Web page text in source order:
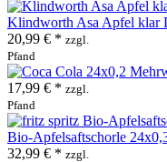
Klindworth Asa Apfel klar
20,99 € * zzgl.
Pfand
17,99 € * zzgl.
Pfand
Bio-Apfelsaftschorle
32,99 € * zzgl.